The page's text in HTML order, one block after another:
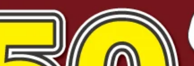
免許未経験者歓迎女性・男性歓迎日勤のみ 週休2日